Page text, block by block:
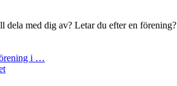
med dig av? Letar du efter en förening?
i …